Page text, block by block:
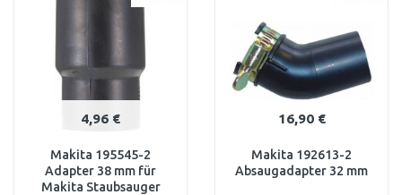
Vergleichen
4,96 €
Makita 195545-2
Adapter 38 mm für
Makita Staubsauger
16,90 €
Makita 192613-2
Absaugadapter 32 mm